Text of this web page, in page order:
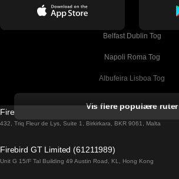
Belfast Dublin Tog
Napoli Roma Tog
Albufeira Lisboa Tog
Barcelona Madrid Tog
Barcelona Sevilla Tog
Vis flere populære ruter
Firebird GT Limited (OC 1451)
432, Triq Fleur de Lys, Suite 1, Birkirkara, BKR 9061, Malta
Firebird GT Limited (61211989)
Unit G 15/F Tal Building 49 Austin Road, KL, Hong Kong